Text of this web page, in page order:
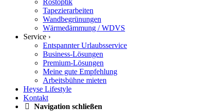
Rostoptik
Tapezierarbeiten
Wandbegrünungen
Wärmedämmung / WDVS
Service ›
Entspannter Urlaubsservice
Business-Lösungen
Premium-Lösungen
Meine gute Empfehlung
Arbeitsbühne mieten
Heyse Lifestyle
Kontakt
Navigation schließen